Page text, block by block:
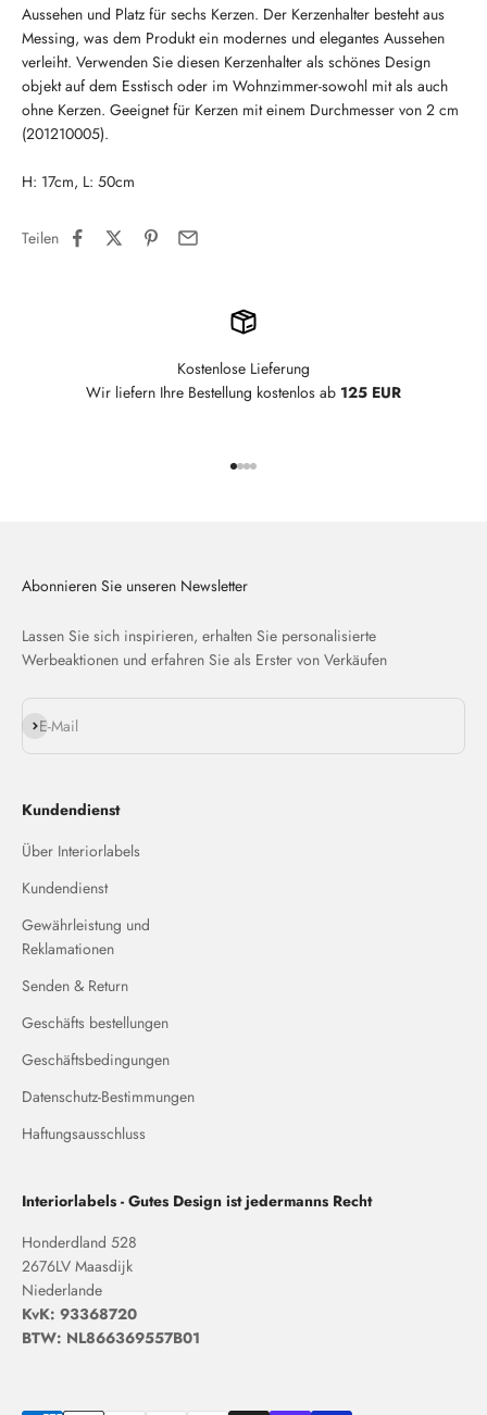
Aussehen und Platz für sechs Kerzen. Der Kerzenhalter besteht aus
Messing, was dem Produkt ein modernes und elegantes Aussehen
verleiht. Verwenden Sie diesen Kerzenhalter als schönes Design
objekt auf dem Esstisch oder im Wohnzimmer-sowohl mit als auch
ohne Kerzen. Geeignet für Kerzen mit einem Durchmesser von 2 cm
(201210005).
H: 17cm, L: 50cm
Teilen
Kostenlose Lieferung
Wir liefern Ihre Bestellung kostenlos ab 125 EUR
Abonnieren Sie unseren Newsletter
Lassen Sie sich inspirieren, erhalten Sie personalisierte
Werbeaktionen und erfahren Sie als Erster von Verkäufen
E-Mail
Abonnieren
Kundendienst
Über Interiorlabels
Kundendienst
Gewährleistung und
Reklamationen
Senden & Return
Geschäfts bestellungen
Geschäftsbedingungen
Datenschutz-Bestimmungen
Haftungsausschluss
Interiorlabels - Gutes Design ist jedermanns Recht
Honderdland 528
2676LV Maasdijk
Niederlande
KvK: 93368720
BTW: NL866369557B01